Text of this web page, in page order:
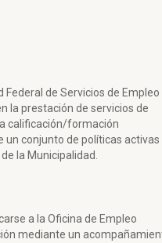
Federal de Servicios de Empleo
la prestación de servicios de
calificación/formación
un conjunto de políticas activas
la Municipalidad.
a la Oficina de Empleo
mediante un